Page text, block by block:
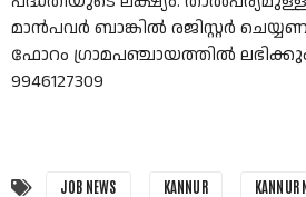
മാന്‍പവര്‍ ബാങ്കില്‍ രജിസ്റ്റര്‍
ഫോറം ഗ്രാമപഞ്ചായത്തില്‍
9946127309
JOB NEWS KANNUR KANNUR